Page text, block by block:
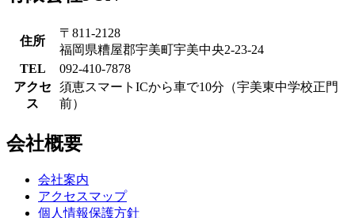
住所
〒811-2128
福岡県糟屋郡宇美町宇美中央2-23-24
TEL
092-410-7878
アクセ
ス
須恵スマートICから車で10分（宇美東中学校正門
前）
会社概要
会社案内
アクセスマップ
個人情報保護方針